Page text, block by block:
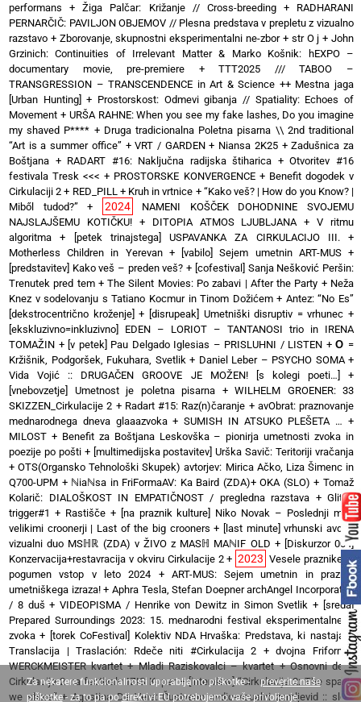
Za nekatere funkcionalnosti uporabljamo piškotke -
preverite naše
piškotke- za to pa po direktivi EU potrebujemo vaše privoljenje.
performans +Žiga Palčar: Križanje // Cross-breeding+ RADHARANI
PERNARČIČ: PAVILJON OBJEMOV // Plesna predstava v prepletu z vizualno
razstavo + Zborovanje, skupnostni eksperimentalni ne-zbor+ str O j +John
Grzinich: Continuities of Irrelevant Matter & Marko Košnik: hEXPO –
documentary movie, pre-premiere +TTT2025 /// TABOO –
TRANSGRESSION – TRANSCENDENCE in Art & Science ++ Mestna jaga
[Urban Hunting] + Prostorskost: Odmevi gibanja // Spatiality: Echoes of
Movement + URŠA RAHNE: When you see my fake lashes, Do you imagine
my shaved P**** + Druga tradicionalna Poletna pisarna \\ 2nd traditional
“Art is a summer office”+VRT / GARDEN+ Niansa 2K25+Zadušnica za
Boštjana + RADART #16: Naključna radijska štiharica +Otvoritev #16
festivala Tresk <<< + PROSTORSKE KONVERGENCE+ Benefit dogodek v
Cirkulaciji 2 + RED_PILL + Kruh in vrtnice + “Kako veš? | How do you Know? |
Miből tudod?”+ 2024
NAMENI KOŠČEK DOHODNINE SVOJEMU
NAJSLAJŠEMU KOTIČKU!+ DITOPIA ATMOS LJUBLJANA +V ritmu
algoritma +
[petek trinajstega] USPAVANKA ZA CIRKULACIJO III. +
Motherless Children in Yerevan+ [vabilo] Sejem umetnin ART-MUS+
[predstavitev] Kako veš – preden veš? + [cofestival] Sanja Nešković Peršin:
Trenutek pred tem+The Silent Movies: Po zabavi | After the Party + Neža
Knez v sodelovanju s Tatiano Kocmur in Tinom Dožićem+ Antez: “No Es”
[dekstrocentrično kroženje] + [disrupeak] Umetniški disruptiv = vrhunec +
[ekskluzivno=inkluzivno] EDEN – LORIOT – TANTANOSI trio in IRENA
TOMAŽIN + [v petek] Pau Delgado Iglesias – PRISLUHNI / LISTEN +O =
Kržišnik, Podgoršek, Fukuhara, Svetlik + Daniel Leber – PSYCHO SOMA+
Vida Vojić :: DRUGAČEN GROOVE JE MOŽEN! [s kolegi poeti…] +
[vnebovzetje] Umetnost je poletna pisarna + WILHELM GROENER: 33
SKIZZEN_Cirkulacije 2 + Radart #15: Raz(n)čaranje + avObrat: praznovanje
mednarodnega dneva glaaazvoka+SUMISH IN ATSUKO PLEŠETA … +
MILOST + Benefit za Boštjana Leskovška – pionirja umetnosti zvoka in
poezije po pošti+ [multimedijska postavitev] Urška Savič: Teritoriji vračanja
+OTS(Organsko Tehnološki Skupek) avtorjev: Mirica Ačko, Liza Šimenc in
Q700-UPM + ℕiaℕsa in FriFormaAV: Ka Baird (ZDA)+ OKA (SLO) +Tomaž
Kolarič: DIALOŠKOST IN EMPATIČNOST / pregledna razstava + Glitch
trigger#1 + Rastišče+ [na praznik kulture] Niko Novak – Poslednji med
velikimi croonerji | Last of the big crooners + [last minute] vrhunski avdio-
vizualni duo MSℍℝ (ZDA) v ŽIVO z MASℍ MAℕIF OLD + [Diskurzor 004]
Konzervacija+restavracija v okviru Cirkulacije 2+ 2023 Vesele praznike in
pogumen vstop v leto 2024 + ART-MUS: Sejem umetnin in praznik
umetniškega izraza!+ Aphra Tesla, Stefan Doepner archAngel Incorporated
/ 8 duš +VIDEOPISMA / Henrike von Dewitz in Simon Svetlik + [sreda]
Prepared Surroundings 2023: 15. mednarodni festival eksperimentalnega
zvoka + [torek CoFestival] Kolektiv NDA Hrvaška: Predstava, ki nastaja +
Translacija | Traslación: Rdeče niti #Cirkulacija 2 +dvojna Friforma:
WERCKMEISTER kvartet + Mladi Raziskovalci – kvartet+Osnovni delci
Cirkulacije 2 na festivalu IZIS Koper+[interview] “Cirkulacija 2: The space
we share”+Agustina De Vera: Čustveno avdio-vizualni zemljevid :: sledi